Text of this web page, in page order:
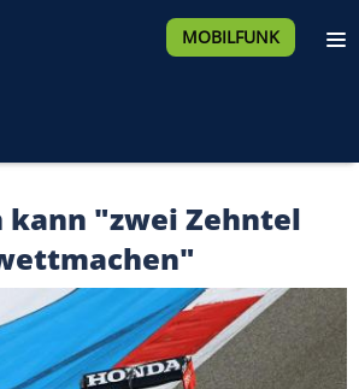
MOBILFUNK
kann "zwei Zehntel